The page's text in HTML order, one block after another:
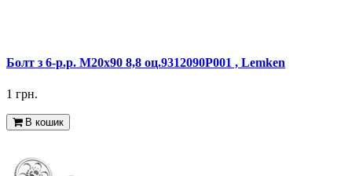
Болт з 6-р.р. M20x90 8,8 оц.9312090P001 , Lemken
1 грн.
В кошик